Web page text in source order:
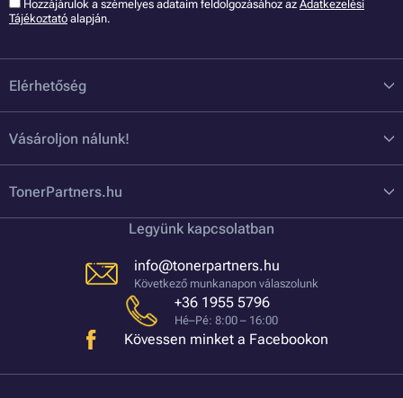
Hozzájárulok a szémelyes adataim feldolgozásához az Adatkezelési
Tájékoztató alapján.
Elérhetőség
Vásároljon nálunk!
TonerPartners.hu
Legyünk kapcsolatban
info@tonerpartners.hu
Következő munkanapon válaszolunk
+36 1955 5796
Hé–Pé: 8:00 – 16:00
Kövessen minket a Facebookon